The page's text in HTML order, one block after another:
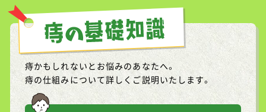
サイトを更新いたしました。
食物繊維レシピ おから入りれんこん団
子の甘酢あんかけ
2022.09.16
サイトを更新いたしました。
痔の体験談<男性版> 一躍人気者に？
痔の体験談<女性版> きれい好きが災い
して……
2022.08.19
サイトを更新いたしました。
痔の体験談<男性版> 息子に助けら
痔かもしれないとお悩みのあなたへ。
痔の仕組みについて詳しくご説明いたします。